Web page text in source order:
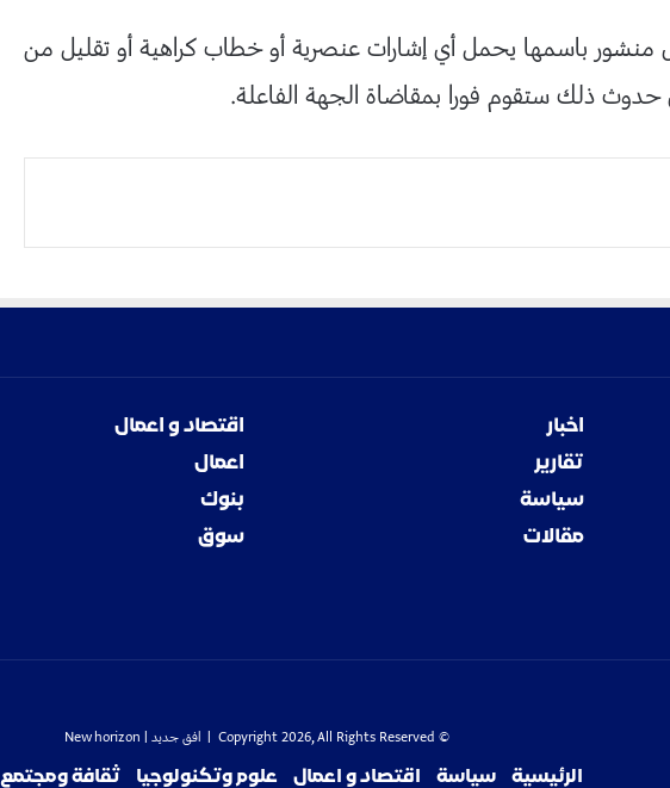
منشور باسمها يحمل أي إشارات عنصرية أو خطاب كراهية أو تقليل من
حدوث ذلك ستقوم فورا بمقاضاة الجهة الفاعلة.
اخبار
تقارير
سياسة
مقالات
اقتصاد و اعمال
اعمال
بنوك
سوق
© Copyright 2026, All Rights Reserved | افق جديد
الرئيسية سياسة اقتصاد و اعمال علوم وتكنولوجيا ثقافة ومجتمع